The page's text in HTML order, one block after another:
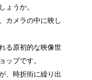
ょうか。
カメラの中に映し
る原初的な映像世
ップです。
、時折街に繰り出